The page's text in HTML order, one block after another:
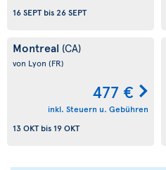
16 SEPTbis26 SEPT
Montreal (CA)
von Lyon (FR)
477 €
inkl. Steuern u. Gebühren
13 OKTbis 19 OKT